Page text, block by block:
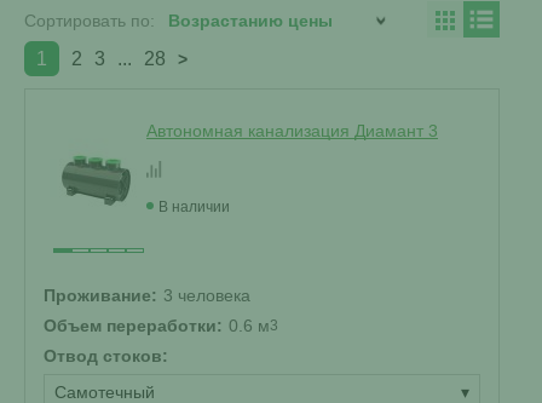
Сортировать по:
1 2 3 ... 28 >
Автономная канализация Диамант 3
В наличии
Проживание: 3 человека
Объем переработки: 0.6 м3
Отвод стоков:
Самотечный
▾